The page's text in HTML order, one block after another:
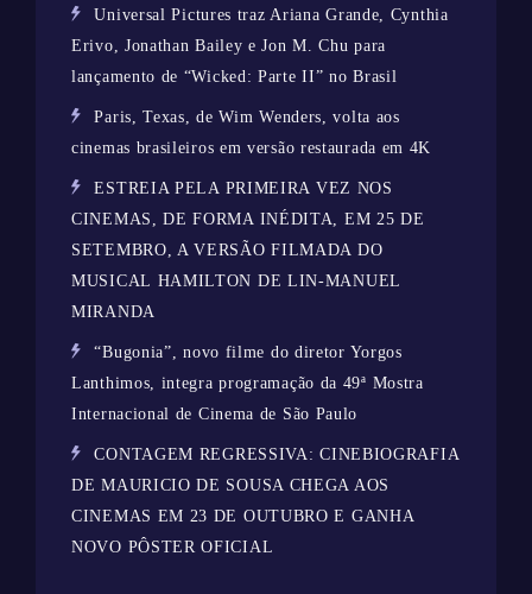
Universal Pictures traz Ariana Grande, Cynthia
Erivo, Jonathan Bailey e Jon M. Chu para
lançamento de “Wicked: Parte II” no Brasil
Paris, Texas, de Wim Wenders, volta aos
cinemas brasileiros em versão restaurada em 4K
ESTREIA PELA PRIMEIRA VEZ NOS
CINEMAS, DE FORMA INÉDITA, EM 25 DE
SETEMBRO, A VERSÃO FILMADA DO
MUSICAL HAMILTON DE LIN-MANUEL
MIRANDA
“Bugonia”, novo filme do diretor Yorgos
Lanthimos, integra programação da 49ª Mostra
Internacional de Cinema de São Paulo
CONTAGEM REGRESSIVA: CINEBIOGRAFIA
DE MAURICIO DE SOUSA CHEGA AOS
CINEMAS EM 23 DE OUTUBRO E GANHA
NOVO PÔSTER OFICIAL